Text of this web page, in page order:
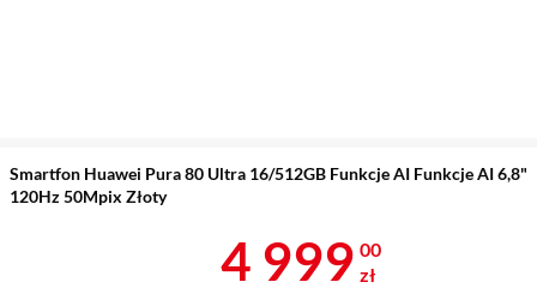
Smartfon Huawei Pura 80 Ultra 16/512GB Funkcje AI Funkcje AI 6,8"
120Hz 50Mpix Złoty
Cena 4 999 zł
4 999 00
zł